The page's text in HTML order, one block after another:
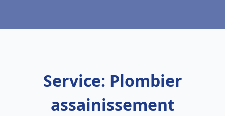
Service: Plombier
assainissement